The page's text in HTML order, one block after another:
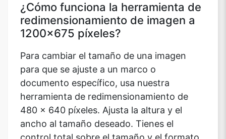
¿Cómo funciona la herramienta de
redimensionamiento de imagen a
1200x675 píxeles?
Para cambiar el tamaño de una imagen
para que se ajuste a un marco o
documento específico, usa nuestra
herramienta de redimensionamiento de
480 x 640 píxeles. Ajusta la altura y el
ancho al tamaño deseado. Tienes el